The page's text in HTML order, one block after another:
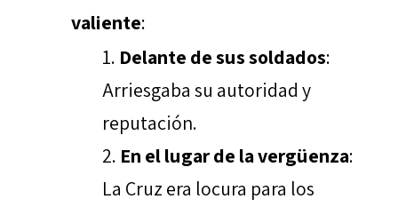
valiente:
Delante de sus soldados:
Arriesgaba su autoridad y
reputación.
En el lugar de la vergüenza:
La Cruz era locura para los